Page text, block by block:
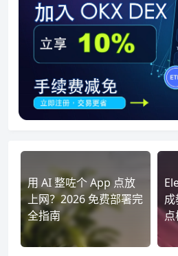
用 AI 整咗个 App 点放
上网？2026 免费部署完
全指南
点